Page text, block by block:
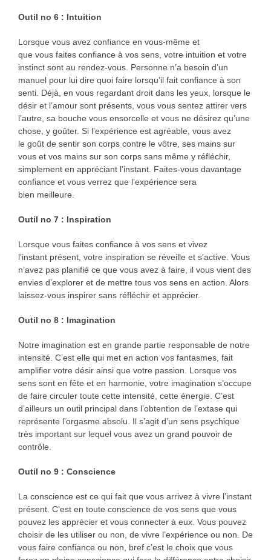
Outil no 6 : Intuition
Lorsque vous avez confiance en vous-même et
que vous faites confiance à vos sens, votre intuition et votre
instinct sont au rendez-vous. Personne n’a besoin d’un
manuel pour lui dire quoi faire lorsqu’il fait confiance à son
senti. Déjà, en vous regardant droit dans les yeux, lorsque le
désir et l’amour sont présents, vous vous sentez attirer vers
l’autre, sa bouche vous ensorcelle et vous ne désirez qu’une
chose, y goûter. Si l’expérience est agréable, vous avez
le goût de sentir son corps contre le vôtre, ses mains sur
vous et vos mains sur son corps sans même y réfléchir,
simplement en appréciant l’instant. Faites-vous davantage
confiance et vous verrez que l’expérience sera
bien meilleure.
Outil no 7 : Inspiration
Lorsque vous faites confiance à vos sens et vivez
l’instant présent, votre inspiration se réveille et s’active. Vous
n’avez pas planifié ce que vous avez à faire, il vous vient des
envies d’explorer et de mettre tous vos sens en action. Alors
laissez-vous inspirer sans réfléchir et apprécier.
Outil no 8 : Imagination
Notre imagination est en grande partie responsable de notre
intensité. C’est elle qui met en action vos fantasmes, fait
amplifier votre désir ainsi que votre passion. Lorsque vos
sens sont en fête et en harmonie, votre imagination s’occupe
de faire circuler toute cette intensité, cette énergie. C’est
d’ailleurs un outil principal dans l’obtention de l’extase qui
représente l’orgasme absolu. Il s’agit d’un sens psychique
très important sur lequel vous avez un grand pouvoir de
contrôle.
Outil no 9 : Conscience
La conscience est ce qui fait que vous arrivez à vivre l’instant
présent. C’est en toute conscience de vos sens que vous
pouvez les apprécier et vous connecter à eux. Vous pouvez
choisir de les utiliser ou non, de vivre l’expérience ou non. De
vous faire confiance ou non, bref c’est le choix que vous